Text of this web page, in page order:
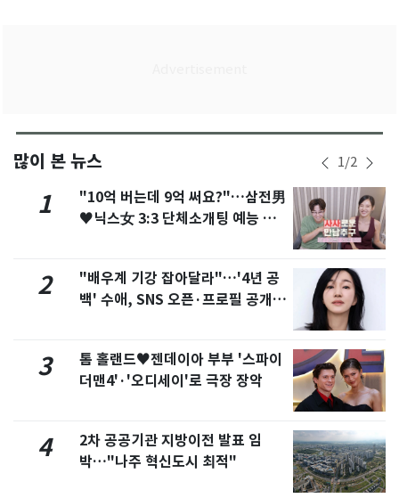
많이 본 뉴스 1/2
1
"10억 버는데 9억 써요?"…삼전男
♥닉스女 3:3 단체소개팅 예능 화
2
"배우계 기강 잡아달라"…'4년 공
백' 수애, SNS 오픈·프로필 공개
3
톰 홀랜드♥젠데이아 부부 '스파이
더맨4'·'오디세이'로 극장 장악
4
2차 공공기관 지방이전 발표 임
박…"나주 혁신도시 최적"